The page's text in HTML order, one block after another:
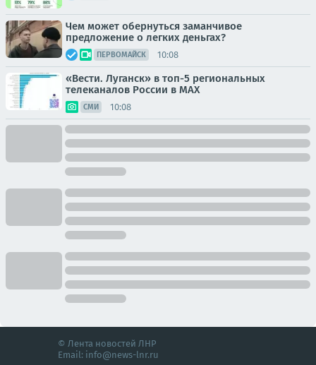
Чем может обернуться заманчивое
предложение о легких деньгах?
ПЕРВОМАЙСК 10:08
«Вести. Луганск» в топ-5 региональных
телеканалов России в MAX
СМИ 10:08
© Лента новостей ЛНР
Email: info@news-lnr.ru